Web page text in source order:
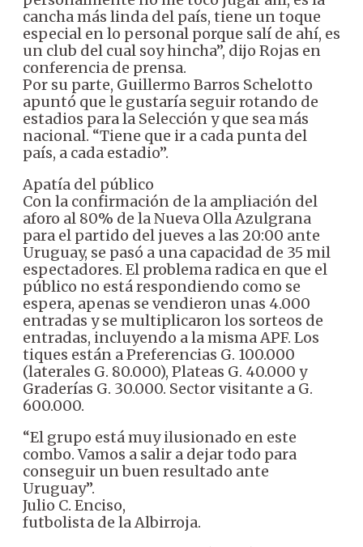
cancha más linda del país, tiene un toque
especial en lo personal porque salí de ahí, es
un club del cual soy hincha”, dijo Rojas en
conferencia de prensa.
Por su parte, Guillermo Barros Schelotto
apuntó que le gustaría seguir rotando de
estadios para la Selección y que sea más
nacional. “Tiene que ir a cada punta del
país, a cada estadio”.
Apatía del público
Con la confirmación de la ampliación del
aforo al 80% de la Nueva Olla Azulgrana
para el partido del jueves a las 20:00 ante
Uruguay, se pasó a una capacidad de 35 mil
espectadores. El problema radica en que el
público no está respondiendo como se
espera, apenas se vendieron unas 4.000
entradas y se multiplicaron los sorteos de
entradas, incluyendo a la misma APF. Los
tiques están a Preferencias G. 100.000
(laterales G. 80.000), Plateas G. 40.000 y
Graderías G. 30.000. Sector visitante a G.
600.000.
“El grupo está muy ilusionado en este
combo. Vamos a salir a dejar todo para
conseguir un buen resultado ante
Uruguay”.
Julio C. Enciso,
futbolista de la Albirroja.